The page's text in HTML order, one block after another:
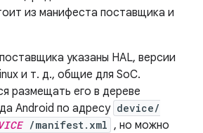
из манифеста поставщика и
указаны HAL, версии
и т. д., общие для SoC.
размещать его в дереве
Android по адресу device/
/manifest.xml , но можно